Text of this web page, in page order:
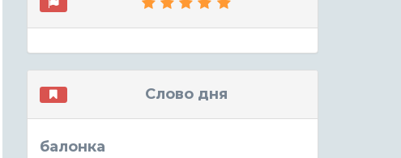
Слово дня
балонка